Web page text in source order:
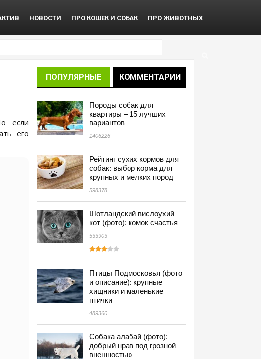
НОВОСТИ ПРО КОШЕК И СОБАК ПРО ЖИВОТНЫХ
если
его
ПОПУЛЯРНЫЕ КОММЕНТАРИИ
Породы собак для
квартиры – 15 лучших
вариантов
1406226
Рейтинг сухих кормов для
собак: выбор корма для
крупных и мелких пород
598378
Шотландский вислоухий
кот (фото): комок счастья
533903
Птицы Подмосковья (фото
и описание): крупные
хищники и маленькие
птички
489360
Собака алабай (фото):
добрый нрав под грозной
внешностью